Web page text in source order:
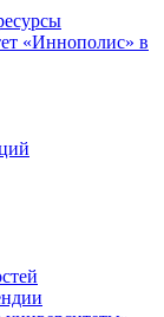
«Иннополис» в